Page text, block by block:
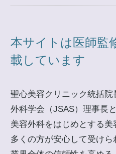
本サイトは医師監
載しています
聖心美容クリニック統括
外科学会（JSAS）理事長
美容外科をはじめとする美
多くの方が安心して受けら